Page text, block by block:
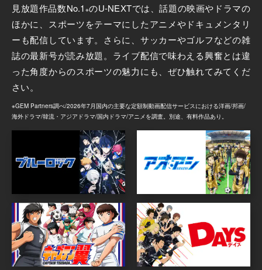
見放題作品数No.1 ※のU-NEXTでは、話題の映画やドラマの
ほかに、スポーツをテーマにしたアニメやドキュメンタリ
ーも配信しています。さらに、サッカーやゴルフなどの雑
誌の最新号が読み放題。ライブ配信で味わえる興奮とは違
った角度からのスポーツの魅力にも、ぜひ触れてみてくだ
さい。
※GEM Partners調べ/2026年7⽉国内の主要な定額制動画配信サービスにおける洋画/邦画/
海外ドラマ/韓流・アジアドラマ/国内ドラマ/アニメを調査。別途、有料作品あり。